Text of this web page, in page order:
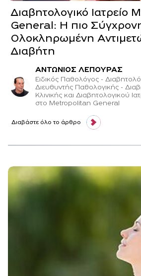
Διαβητολογικό Ιατρείο
General: Η πιο
Ολοκληρωμένη
Διαβήτη
ΑΝΤΩΝΙΟΣ ΛΕΠΟΥΡΑΣ
Ειδικός Παθολόγος -
Διευθυντής Παθολογικής -
Κλινικής και Διαβητολογικού
στο Μetropolitan General
Διαβάστε όλο το άρθρο